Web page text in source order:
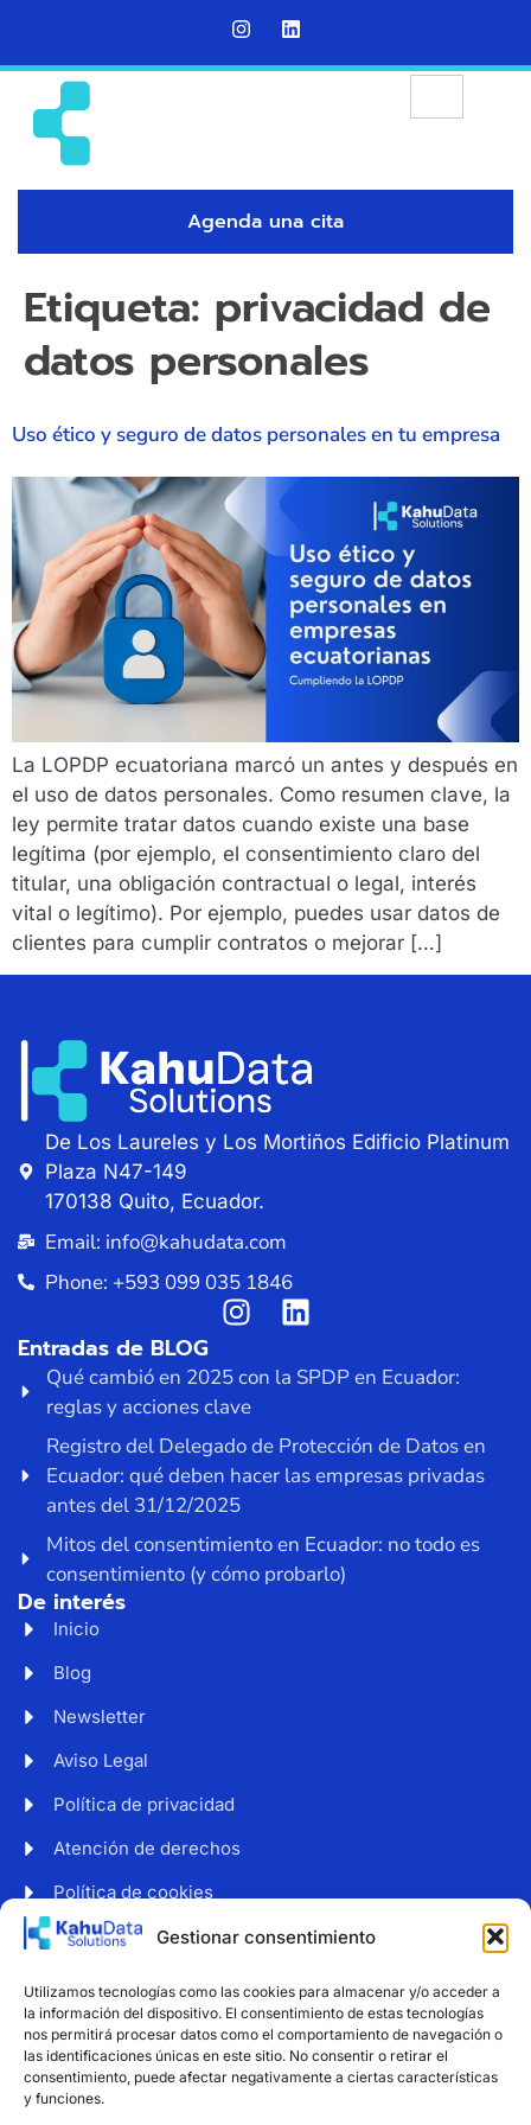
Gestionar consentimiento
Utilizamos tecnologías como las cookies para almacenar y/o acceder a
la información del dispositivo. El consentimiento de estas tecnologías
nos permitirá procesar datos como el comportamiento de navegación o
las identificaciones únicas en este sitio. No consentir o retirar el
consentimiento, puede afectar negativamente a ciertas características
y funciones.
Agenda una cita
Etiqueta: privacidad de
datos personales
Uso ético y seguro de datos personales en tu empresa
La LOPDP ecuatoriana marcó un antes y después en
el uso de datos personales. Como resumen clave, la
ley permite tratar datos cuando existe una base
legítima (por ejemplo, el consentimiento claro del
titular, una obligación contractual o legal, interés
vital o legítimo)​. Por ejemplo, puedes usar datos de
clientes para cumplir contratos o mejorar […]
De Los Laureles y Los Mortiños Edificio Platinum
Plaza N47-149
170138 Quito, Ecuador.
Email: info@kahudata.com
Phone: +593 099 035 1846
Entradas de BLOG
Qué cambió en 2025 con la SPDP en Ecuador:
reglas y acciones clave
Registro del Delegado de Protección de Datos en
Ecuador: qué deben hacer las empresas privadas
antes del 31/12/2025
Mitos del consentimiento en Ecuador: no todo es
consentimiento (y cómo probarlo)
De interés
Inicio
Blog
Newsletter
Aviso Legal
Política de privacidad
Atención de derechos
Política de cookies
Web accesible
Suscríbete a nuestro boletín para recibir noticias y
consejos sobre protección de datos.